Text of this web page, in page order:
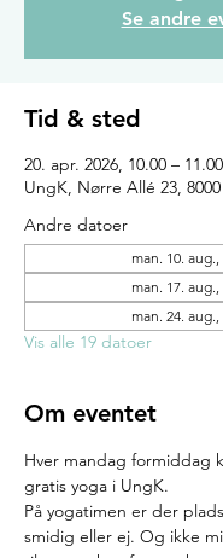
Se andre
Tid & sted
20. apr. 2026, 10.00 – 11.00
UngK, Nørre Allé 23,
Andre datoer
man. 10. aug.,
man. 17. aug.,
man. 24. aug.,
Vis alle 19 datoer
Om eventet
Hver mandag formiddag
gratis yoga i UngK.
På yogatimen er der
smidig eller ej. Og ikke